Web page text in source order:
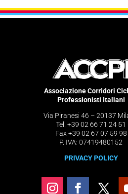
Associazione Corridori
Professionisti Italiani
Via Piranesi 46 – 20137
Tel. +39 02 66 71 24 51
Fax +39 02 67 07 59 98
P. IVA: 07419480152
PRIVACY POLICY